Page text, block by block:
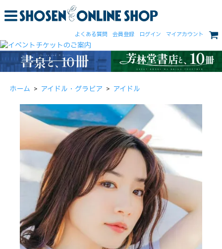
よくある質問 会員登録 ログイン マイアカウント
ホーム > アイドル・グラビア > アイドル